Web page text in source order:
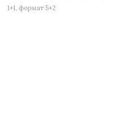
1+1, формат 5+2